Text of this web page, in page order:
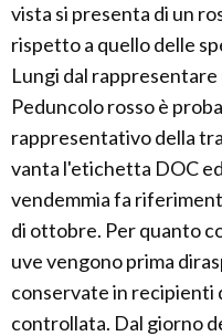
vista si presenta di un
rispetto a quello delle
Lungi dal
Peduncolo rosso è
rappresentativo della
vanta l'etichetta DOC
vendemmia fa
di ottobre. Per quanto
uve vengono prima
conservate in recipienti
controllata. Dal giorno